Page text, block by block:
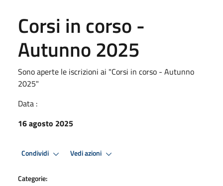
Corsi in corso -
Autunno 2025
Sono aperte le iscrizioni ai "Corsi in corso - Autunno
2025"
Data :
16 agosto 2025
Condividi Vedi azioni
Categorie: